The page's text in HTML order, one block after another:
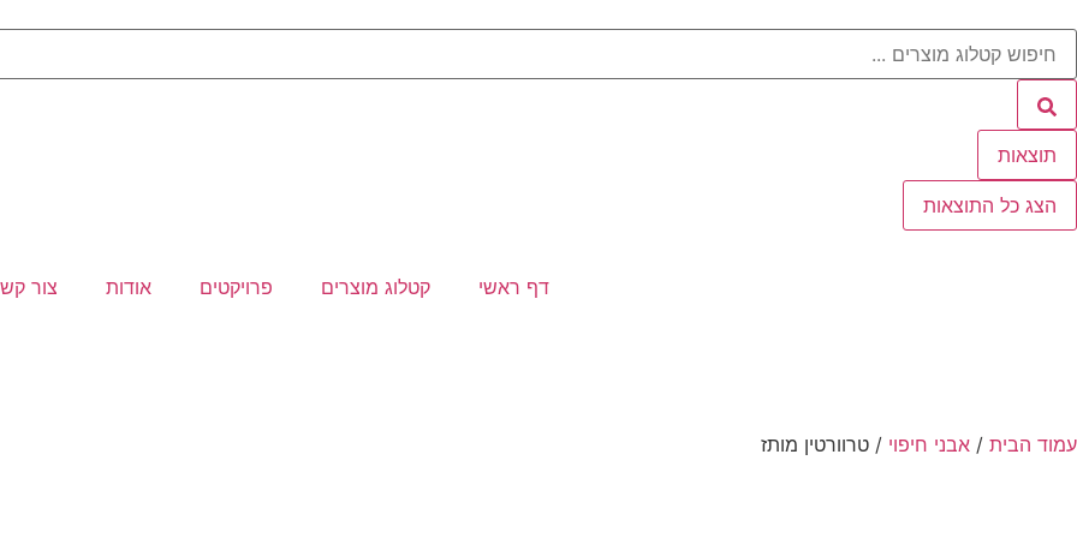
תוצאות
הצג כל התוצאות
דף ראשי קטלוג מוצרים פרויקטים אודות צור
עמוד הבית / אבני חיפוי / טרוורטין מותז